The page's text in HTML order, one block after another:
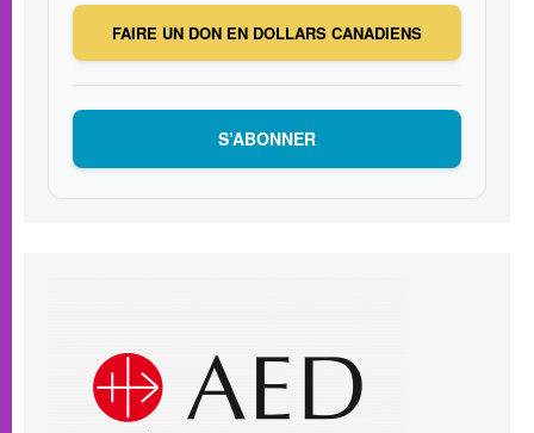
FAIRE UN DON EN DOLLARS CANADIENS
S’ABONNER